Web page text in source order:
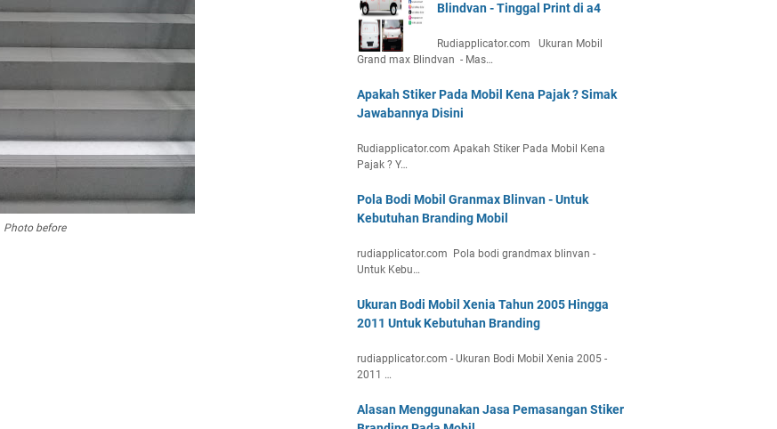
Photo before
Blindvan - Tinggal Print di a4
Rudiapplicator.com Ukuran Mobil
Grand max Blindvan - Mas…
Apakah Stiker Pada Mobil Kena Pajak ? Simak
Jawabannya Disini
Rudiapplicator.com Apakah Stiker Pada Mobil Kena
Pajak ? Y…
Pola Bodi Mobil Granmax Blinvan - Untuk
Kebutuhan Branding Mobil
rudiapplicator.com Pola bodi grandmax blinvan -
Untuk Kebu…
Ukuran Bodi Mobil Xenia Tahun 2005 Hingga
2011 Untuk Kebutuhan Branding
rudiapplicator.com - Ukuran Bodi Mobil Xenia 2005 -
2011 …
Alasan Menggunakan Jasa Pemasangan Stiker